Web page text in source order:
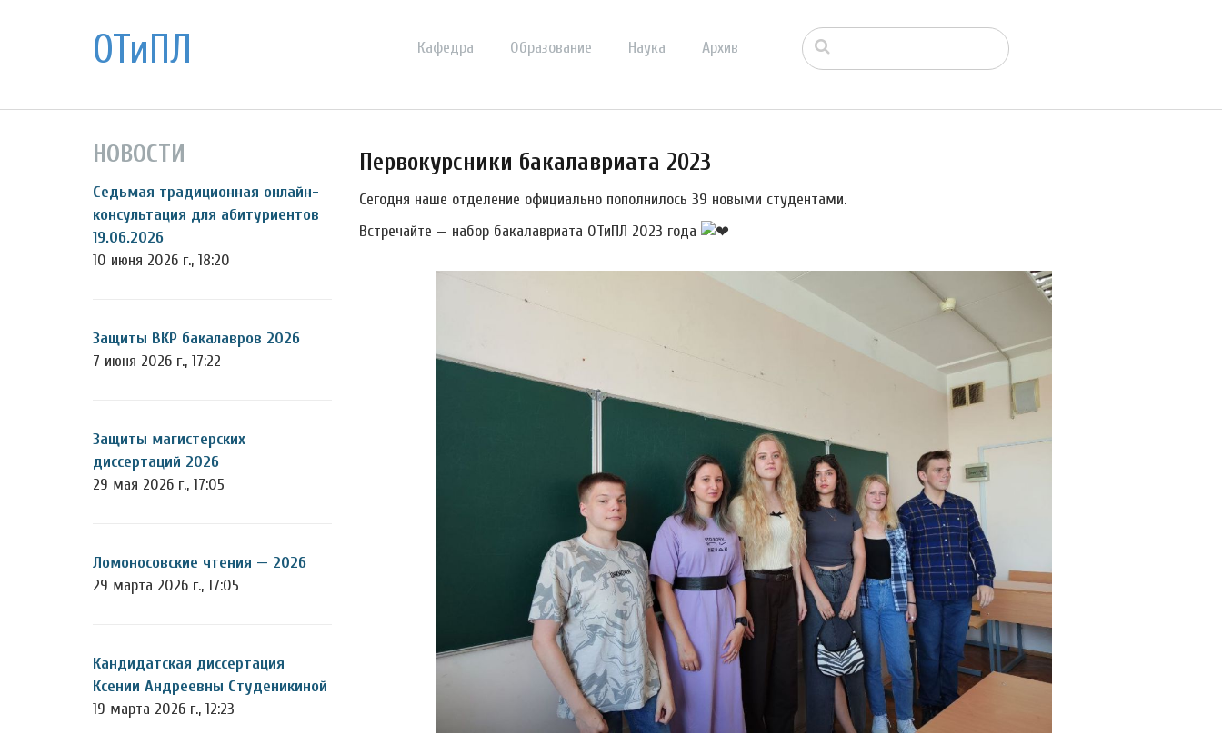
ОТиПЛ Кафедра Образование Наука Архив
НОВОСТИ
Седьмая традиционная онлайн-
консультация для абитуриентов
19.06.2026
10 июня 2026 г., 18:20
Защиты ВКР бакалавров 2026
7 июня 2026 г., 17:22
Защиты магистерских
диссертаций 2026
29 мая 2026 г., 17:05
Ломоносовские чтения — 2026
29 марта 2026 г., 17:05
Кандидатская диссертация
Ксении Андреевны Студеникиной
19 марта 2026 г., 12:23
Первокурсники бакалавриата 2023
Сегодня наше отделение официально пополнилось 39 новыми студентами.
Встречайте — набор бакалавриата ОТиПЛ 2023 года